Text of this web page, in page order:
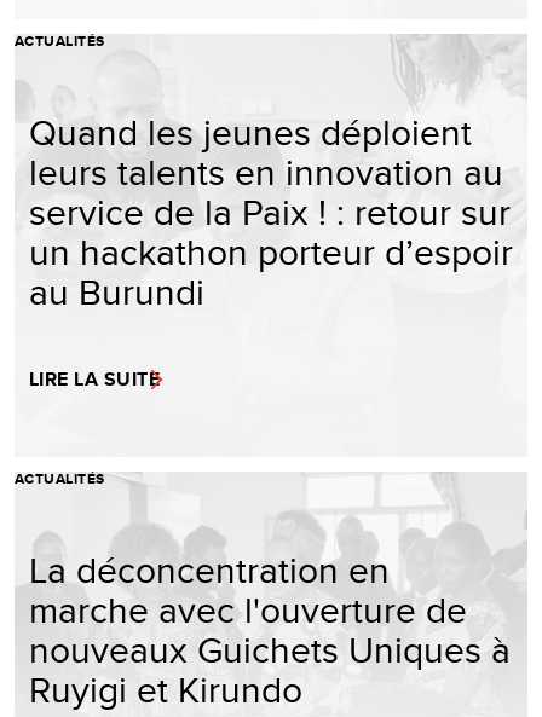
ACTUALITÉS
Quand les jeunes déploient
leurs talents en innovation au
service de la Paix ! : retour sur
un hackathon porteur d’espoir
au Burundi
LIRE LA SUITE
ACTUALITÉS
La déconcentration en
marche avec l'ouverture de
nouveaux Guichets Uniques à
Ruyigi et Kirundo